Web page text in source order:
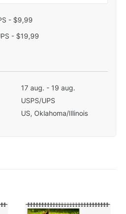
- $9,99
- $19,99
17 aug. - 19 aug.
USPS/UPS
US, Oklahoma/Illinois